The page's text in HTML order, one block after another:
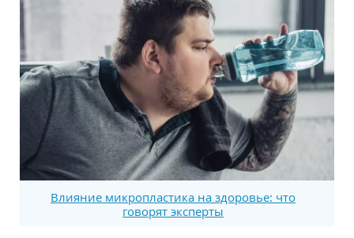
Влияние микропластика на здоровье: что
говорят эксперты